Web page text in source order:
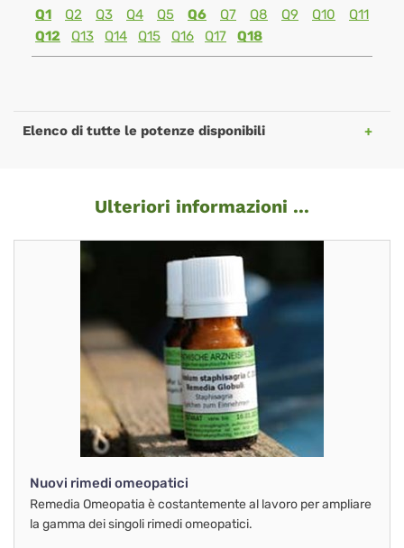
Q1
Q2 Q3 Q4 Q5 Q6 Q7 Q8 Q9 Q10
Q11
Q12
Q13 Q14 Q15 Q16 Q17 Q18
Elenco di tutte le potenze disponibili
Ulteriori informazioni ...
Nuovi rimedi omeopatici
Remedia Omeopatia è costantemente al lavoro per ampliare
la gamma dei singoli rimedi omeopatici.